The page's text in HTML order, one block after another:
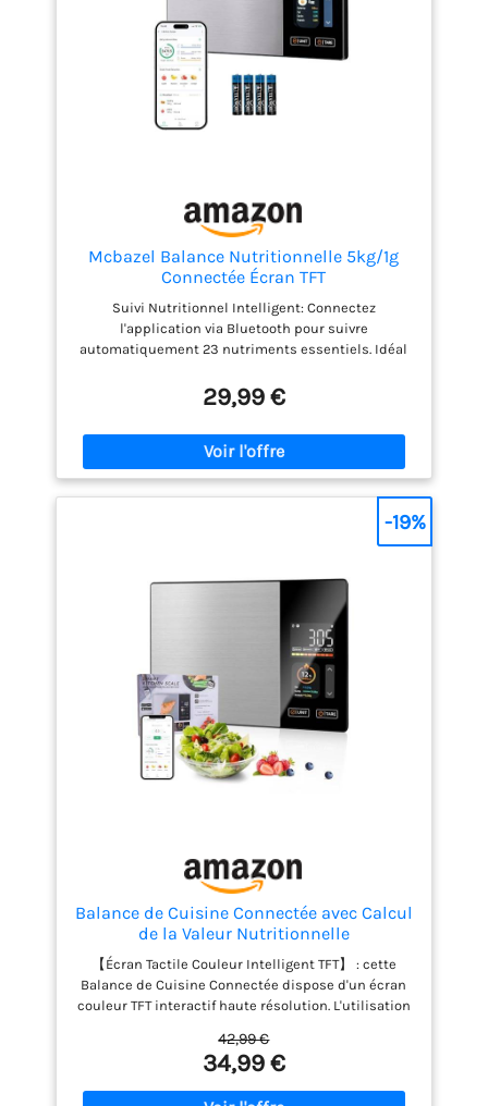
Mcbazel Balance Nutritionnelle 5kg/1g
Connectée Écran TFT
Suivi Nutritionnel Intelligent: Connectez
l'application via Bluetooth pour suivre
automatiquement 23 nutriments essentiels. Idéal
programme de fitness au quotidien. Haute
Précision et Tare: Équipée de capteurs de pointe
pour des mesures de 2g à 5000g avec une
graduation précise de 1g. La fonction Tare permet de
soustraire facilement le poids du récipient. Écran
Couleur TFT: Affichage dynamique du poids et des
données nutritionnelles en temps réel (calories,
protéines, glucides, lipides). Sélection manuelle
Conforme et Durable: Produit certifié CE et
Structure stable pour des mesures optimales et
fonction d'arrêt automatique après 2 minutes
d'inactivité. Contenu du colis et paramètres: 1 x
Balance nutritionnelle (23 x 16 x 1,7 cm), 1 x Manuel
d'utilisation, 4 x Piles AAA. Portée maximale de 5 kg,
précision de 1 g, conversion en 5 unités.
29,99 €
Balance de Cuisine Connectée avec Calcul
de la Valeur Nutritionnelle
【Écran Tactile Couleur Intelligent TFT】 : cette
Balance de Cuisine Connectée dispose d'un écran
couleur TFT interactif haute résolution. L'utilisation
présente clairement les informations
nutritionnelles et les résultats de pesée. Les
valeurs mesurées sont intuitives, l'utilisation est
42,99 €
34,99 €
-19%